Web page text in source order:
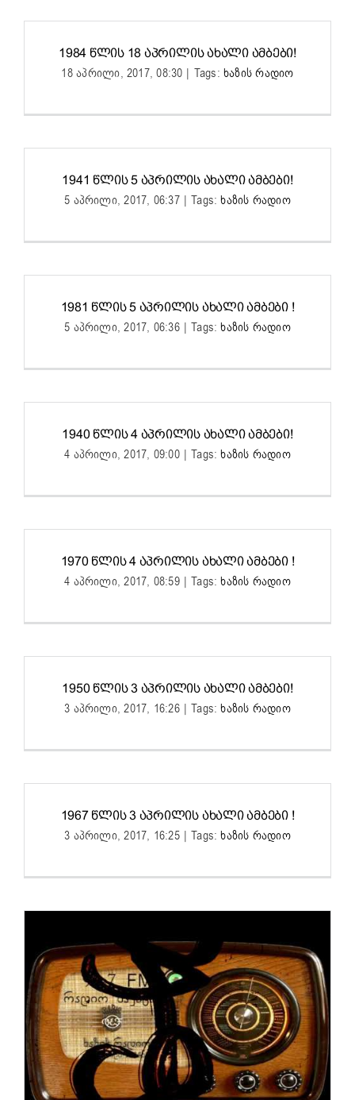
1984 ᲬᲚᲘᲡ 18 ᲐᲞᲠᲘᲚᲘᲡ ᲐᲮᲐᲚᲘ ᲐᲛᲑᲔᲑᲘ!
18 აპრილი, 2017, 08:30 | Tags:ხაზის რადიო
1941 ᲬᲚᲘᲡ 5 ᲐᲞᲠᲘᲚᲘᲡ ᲐᲮᲐᲚᲘ ᲐᲛᲑᲔᲑᲘ!
5 აპრილი, 2017, 06:37 | Tags:ხაზის რადიო
1981 ᲬᲚᲘᲡ 5 ᲐᲞᲠᲘᲚᲘᲡ ᲐᲮᲐᲚᲘ ᲐᲛᲑᲔᲑᲘ !
5 აპრილი, 2017, 06:36 | Tags:ხაზის რადიო
1940 ᲬᲚᲘᲡ 4 ᲐᲞᲠᲘᲚᲘᲡ ᲐᲮᲐᲚᲘ ᲐᲛᲑᲔᲑᲘ!
4 აპრილი, 2017, 09:00 | Tags:ხაზის რადიო
1970 ᲬᲚᲘᲡ 4 ᲐᲞᲠᲘᲚᲘᲡ ᲐᲮᲐᲚᲘ ᲐᲛᲑᲔᲑᲘ !
4 აპრილი, 2017, 08:59 | Tags:ხაზის რადიო
1950 ᲬᲚᲘᲡ 3 ᲐᲞᲠᲘᲚᲘᲡ ᲐᲮᲐᲚᲘ ᲐᲛᲑᲔᲑᲘ!
3 აპრილი, 2017, 16:26 | Tags:ხაზის რადიო
1967 ᲬᲚᲘᲡ 3 ᲐᲞᲠᲘᲚᲘᲡ ᲐᲮᲐᲚᲘ ᲐᲛᲑᲔᲑᲘ !
3 აპრილი, 2017, 16:25 | Tags:ხაზის რადიო